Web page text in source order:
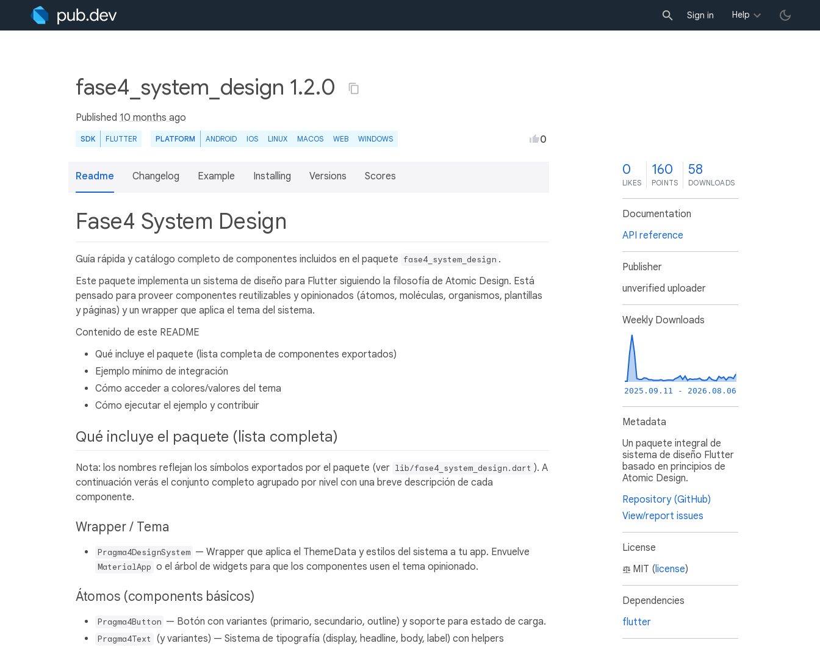
Sign in Help
fase4_system_design 1.2.0
Published 10 months ago
SDK FLUTTER PLATFORM ANDROID IOS LINUX MACOS WEB WINDOWS 0
Readme Changelog Example Installing Versions Scores
Fase4 System Design
Guía rápida y catálogo completo de componentes incluidos en el paquete fase4_system_design .
Este paquete implementa un sistema de diseño para Flutter siguiendo la filosofía de Atomic Design. Está
pensado para proveer componentes reutilizables y opinionados (átomos, moléculas, organismos, plantillas
y páginas) y un wrapper que aplica el tema del sistema.
Contenido de este README
Qué incluye el paquete (lista completa de componentes exportados)
Ejemplo mínimo de integración
Cómo acceder a colores/valores del tema
Cómo ejecutar el ejemplo y contribuir
Qué incluye el paquete (lista completa)
Nota: los nombres reflejan los símbolos exportados por el paquete (ver lib/fase4_system_design.dart ). A
continuación verás el conjunto completo agrupado por nivel con una breve descripción de cada
componente.
Wrapper / Tema
Pragma4DesignSystem — Wrapper que aplica el ThemeData y estilos del sistema a tu app. Envuelve
MaterialApp o el árbol de widgets para que los componentes usen el tema opinionado.
Átomos (components básicos)
Pragma4Button — Botón con variantes (primario, secundario, outline) y soporte para estado de carga.
Pragma4Text
(y variantes) — Sistema de tipografía (display, headline, body, label) con helpers
0
LIKES
160
POINTS
58
DOWNLOADS
Documentation
API reference
Publisher
unverified uploader
Weekly Downloads
2025.09.11 - 2026.08.06
Metadata
Un paquete integral de
sistema de diseño Flutter
basado en principios de
Atomic Design.
Repository (GitHub)
View/report issues
License
MIT (license)
Dependencies
flutter